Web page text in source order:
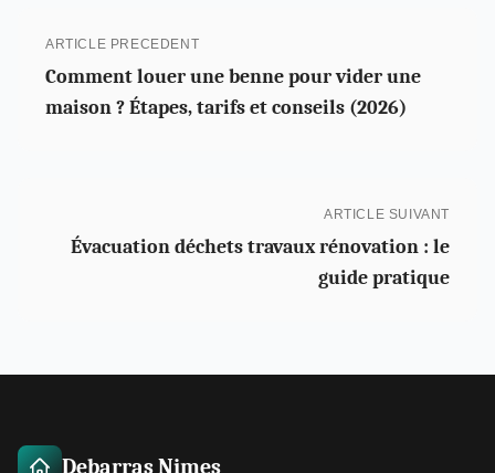
ARTICLE PRECEDENT
Comment louer une benne pour vider une
maison ? Étapes, tarifs et conseils (2026)
ARTICLE SUIVANT
Évacuation déchets travaux rénovation : le
guide pratique
Debarras Nimes